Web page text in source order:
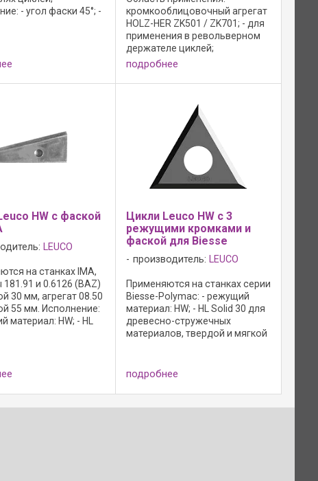
- угол фаски 45°; -
твердой ...
кромкооблицовочный агрегат
HOLZ-HER ZK501 / ZK701; - для
применения в револьверном
держателе циклей;
Преимущества: - отсутствие
сетки волосяных трещин даже
на полипропиленовых
последующей ...
подробнее
HW с фаской
LEUCO
на станках IMA,
181.91 и 0.6126 (BAZ)
30 мм, агрегат 08.50
55 мм. Исполнение:
материал: HW; - HL
Цикли Leuco HW с 3
режущими кромками и
фаской для Biesse
производитель: LEUCO
Применяются на станках серии
Biesse-Polymac: - режущий
материал: HW; - HL Solid 30 для
древесно-стружечных
материалов, твердой и мягкой
подробнее